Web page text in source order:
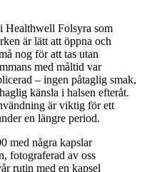
Healthwell Folsyra som
är lätt att öppna och
nog för att tas utan
med måltid var
– ingen påtaglig smak,
känsla i halsen efteråt.
är viktig för ett
en längre period.
rutin med en kapsel